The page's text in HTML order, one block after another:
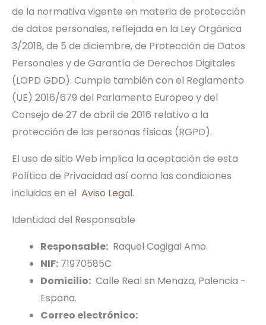
de la normativa vigente en materia de protección
de datos personales, reflejada en la Ley Orgánica
3/2018, de 5 de diciembre, de Protección de Datos
Personales y de Garantía de Derechos Digitales
(LOPD GDD). Cumple también con el Reglamento
(UE) 2016/679 del Parlamento Europeo y del
Consejo de 27 de abril de 2016 relativo a la
protección de las personas físicas (RGPD).
El uso de sitio Web implica la aceptación de esta
Política de Privacidad así como las condiciones
incluidas en el Aviso Legal.
Identidad del Responsable
Responsable: Raquel Cagigal Amo.
NIF: 71970585C
Domicilio: Calle Real sn Menaza, Palencia -
España.
Correo electrónico: